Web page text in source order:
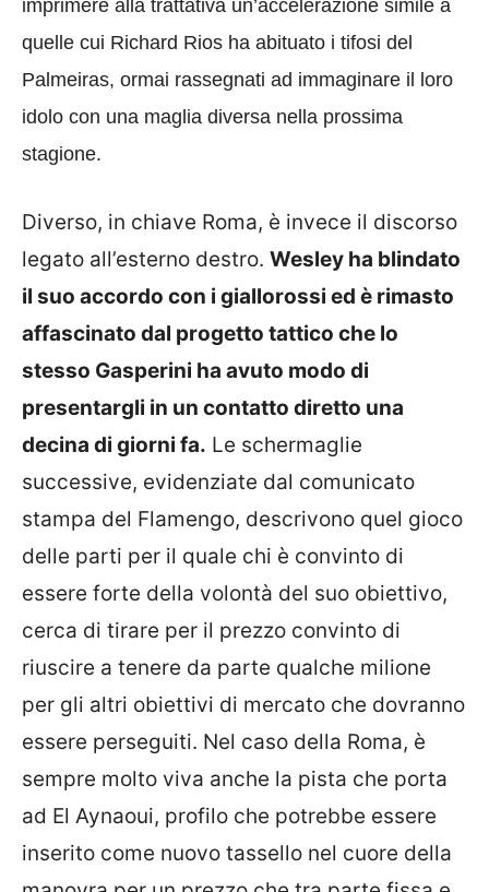
imprimere alla trattativa un’accelerazione simile a
quelle cui Richard Rios ha abituato i tifosi del
Palmeiras, ormai rassegnati ad immaginare il loro
idolo con una maglia diversa nella prossima
stagione.
Diverso, in chiave Roma, è invece il discorso
legato all’esterno destro. Wesley ha blindato
il suo accordo con i giallorossi ed è rimasto
affascinato dal progetto tattico che lo
stesso Gasperini ha avuto modo di
presentargli in un contatto diretto una
decina di giorni fa. Le schermaglie
successive, evidenziate dal comunicato
stampa del Flamengo, descrivono quel gioco
delle parti per il quale chi è convinto di
essere forte della volontà del suo obiettivo,
cerca di tirare per il prezzo convinto di
riuscire a tenere da parte qualche milione
per gli altri obiettivi di mercato che dovranno
essere perseguiti. Nel caso della Roma, è
sempre molto viva anche la pista che porta
ad El Aynaoui, profilo che potrebbe essere
inserito come nuovo tassello nel cuore della